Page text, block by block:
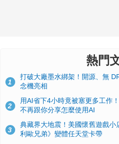
熱門
1
打破大廠墨水綁架！開源、無
念機亮相
2
用AI省下4小時竟被塞更多工作
不再跟你分享怎麼使用AI
3
典藏界大地震！美國懷舊遊戲
利歐兄弟》變體任天堂卡帶